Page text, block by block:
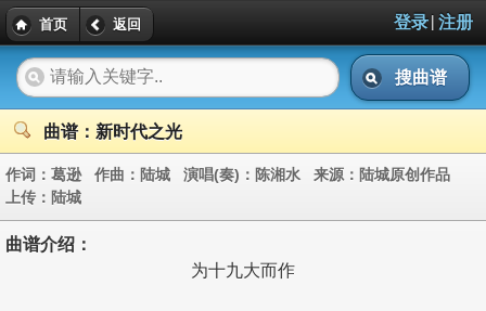
首页 返回 登录| 注册
搜曲谱
曲谱：新时代之光
作词： 葛逊 作曲： 陆城 演唱(奏)： 陈湘水 来源： 陆城原创作品
上传： 陆城
曲谱介绍：
为十九大而作